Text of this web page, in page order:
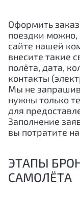
Оформить
поездки
сайте нашей
внесите такие
полёта, дата,
контакты
Мы не
нужны только
для
Заполнение
вы потратите
ЭТАПЫ
САМОЛЁТА